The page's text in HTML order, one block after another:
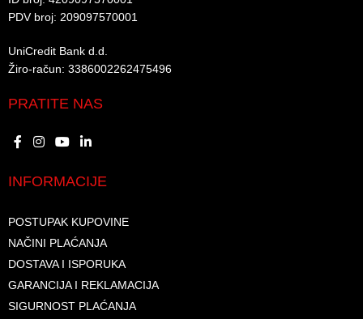
PDV broj: 209097570001 ​
UniCredit Bank d.d.​
Žiro-račun: 3386002262475496​​
PRATITE NAS
INFORMACIJE
POSTUPAK KUPOVINE
NAČINI PLAĆANJA
DOSTAVA I ISPORUKA
GARANCIJA I REKLAMACIJA
SIGURNOST PLAĆANJA